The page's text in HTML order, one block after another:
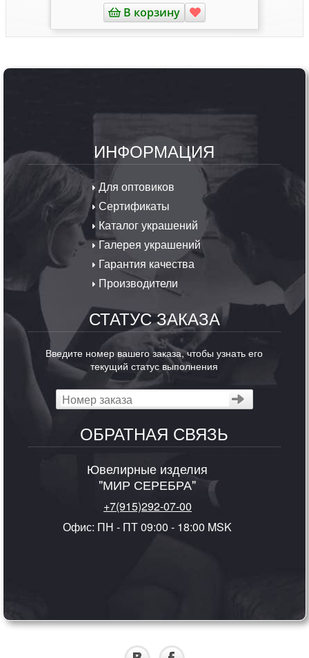
В корзину
ИНФОРМАЦИЯ
Для оптовиков
Сертификаты
Каталог украшений
Галерея украшений
Гарантия качества
Производители
СТАТУС ЗАКАЗА
Введите номер вашего заказа, чтобы узнать его
текущий статус выполнения
ОБРАТНАЯ СВЯЗЬ
Ювелирные изделия
"МИР СЕРЕБРА"
+7(915)292-07-00
Офис: ПН - ПТ 09:00 - 18:00 MSK